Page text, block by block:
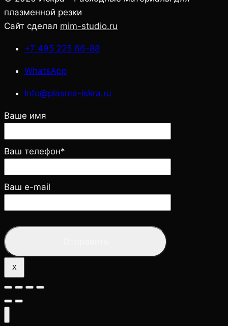
плазменной резки
Сайт сделал mim-studio.ru
+7 495 225 66-88
WhatsApp
Info@plasma-iskra.ru
Ваше имя
Ваш телефон*
Ваш e-mail
X